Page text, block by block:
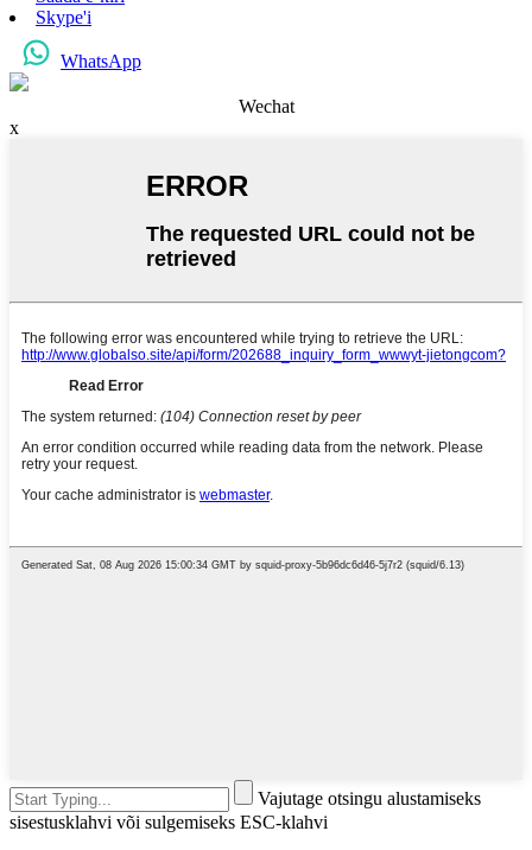
Skype'i
WhatsApp
Wechat
x
Vajutage otsingu alustamiseks
sisestusklahvi või sulgemiseks ESC-klahvi